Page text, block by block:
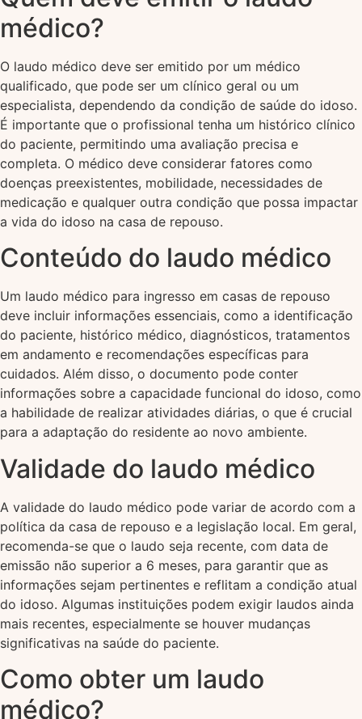
médico?
O laudo médico deve ser emitido por um médico
qualificado, que pode ser um clínico geral ou um
especialista, dependendo da condição de saúde do idoso.
É importante que o profissional tenha um histórico clínico
do paciente, permitindo uma avaliação precisa e
completa. O médico deve considerar fatores como
doenças preexistentes, mobilidade, necessidades de
medicação e qualquer outra condição que possa impactar
a vida do idoso na casa de repouso.
Conteúdo do laudo médico
Um laudo médico para ingresso em casas de repouso
deve incluir informações essenciais, como a identificação
do paciente, histórico médico, diagnósticos, tratamentos
em andamento e recomendações específicas para
cuidados. Além disso, o documento pode conter
informações sobre a capacidade funcional do idoso, como
a habilidade de realizar atividades diárias, o que é crucial
para a adaptação do residente ao novo ambiente.
Validade do laudo médico
A validade do laudo médico pode variar de acordo com a
política da casa de repouso e a legislação local. Em geral,
recomenda-se que o laudo seja recente, com data de
emissão não superior a 6 meses, para garantir que as
informações sejam pertinentes e reflitam a condição atual
do idoso. Algumas instituições podem exigir laudos ainda
mais recentes, especialmente se houver mudanças
significativas na saúde do paciente.
Como obter um laudo
médico?